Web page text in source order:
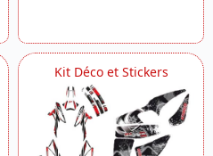
Kit Déco et Stickers